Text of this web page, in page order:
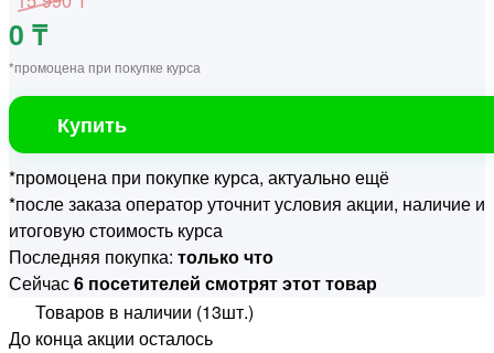
0 ₸
*промоцена при покупке курса
Купить
*промоцена при покупке курса, актуально ещё
*после заказа оператор уточнит условия акции, наличие и
итоговую стоимость курса
Последняя покупка: только что
Сейчас6 посетителей смотрят этот товар
Товаров в наличии (13шт.)
До конца акции осталось